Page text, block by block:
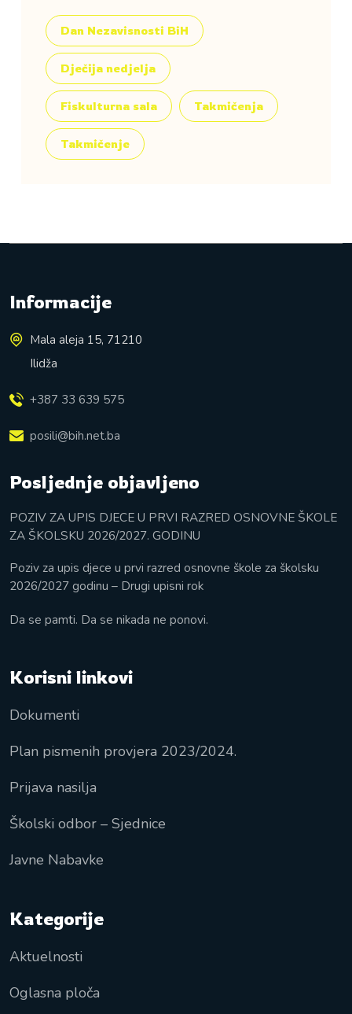
Dan Nezavisnosti BiH
Dječija nedjelja
Fiskulturna sala Takmičenja
Takmičenje
Informacije
Mala aleja 15, 71210
Ilidža
+387 33 639 575
posili@bih.net.ba
Posljednje objavljeno
POZIV ZA UPIS DJECE U PRVI RAZRED OSNOVNE ŠKOLE
ZA ŠKOLSKU 2026/2027. GODINU
Poziv za upis djece u prvi razred osnovne škole za školsku
2026/2027 godinu – Drugi upisni rok
Da se pamti. Da se nikada ne ponovi.
Korisni linkovi
Dokumenti
Plan pismenih provjera 2023/2024.
Prijava nasilja
Školski odbor – Sjednice
Javne Nabavke
Kategorije
Aktuelnosti
Oglasna ploča